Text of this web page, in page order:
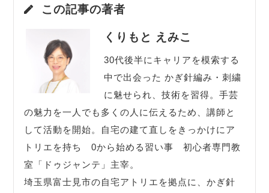
この記事の著者
くりもと えみこ
30代後半にキャリアを模索する
中で出会った かぎ針編み・刺繍
に魅せられ、技術を習得。手芸
の魅力を一人でも多くの人に伝えるため、講師と
して活動を開始。自宅の建て直しをきっかけにア
トリエを持ち 0から始める習い事 初心者専門教
室「ドゥジャンテ」主宰。
埼玉県富士見市の自宅アトリエを拠点に、かぎ針